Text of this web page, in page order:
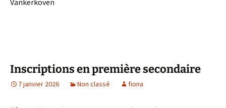
Inscriptions en première secondaire
7 janvier 2026 Non classé fiona